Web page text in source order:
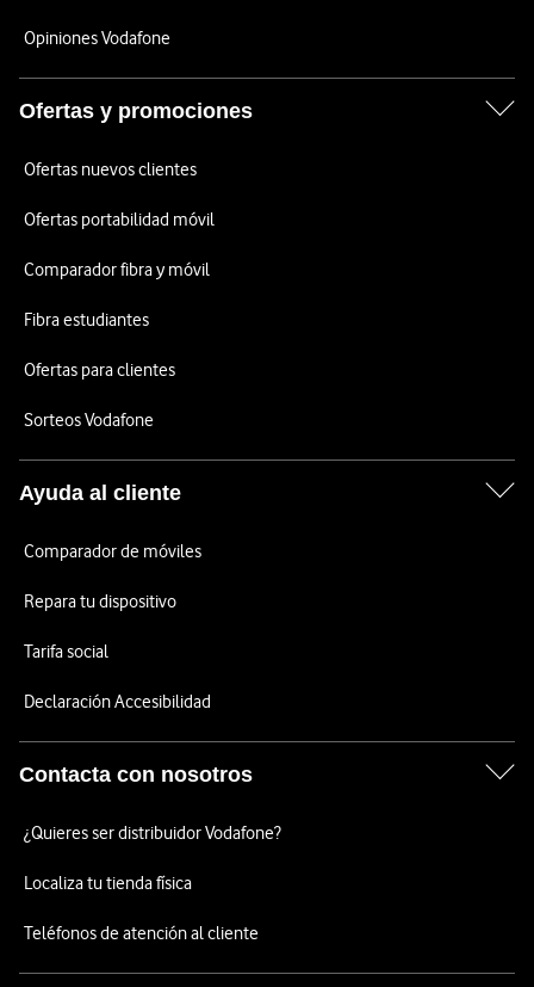
Opiniones Vodafone
Ofertas y promociones
Ofertas nuevos clientes
Ofertas portabilidad móvil
Comparador fibra y móvil
Fibra estudiantes
Ofertas para clientes
Sorteos Vodafone
Ayuda al cliente
Comparador de móviles
Repara tu dispositivo
Tarifa social
Declaración Accesibilidad
Contacta con nosotros
¿Quieres ser distribuidor Vodafone?
Localiza tu tienda física
Teléfonos de atención al cliente